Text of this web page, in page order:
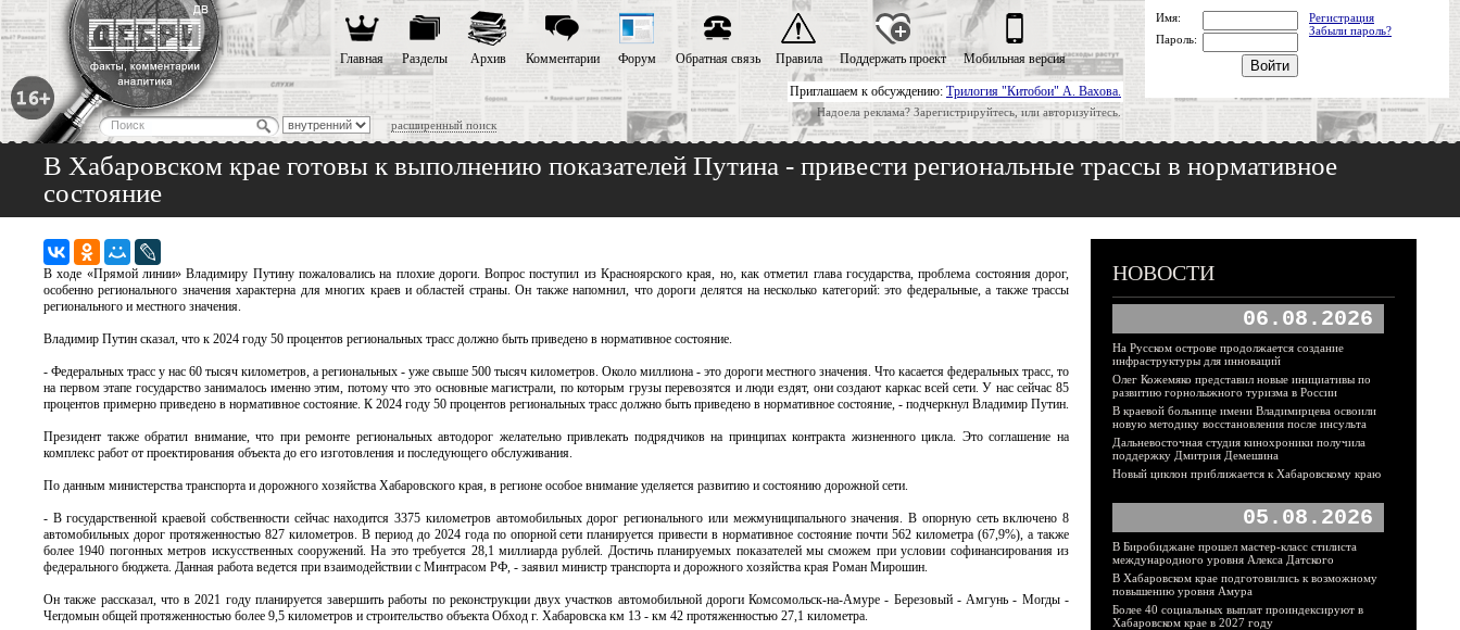
Приглашаем к обсуждению: Трилогия "Китобои" А. Вахова.
Надоела реклама? Зарегистрируйтесь, или авторизуйтесь.
расширенный поиск
Главная Разделы Архив Комментарии Форум Обратная связь Правила Поддержать проект Мобильная версия
Имя:
Регистрация
Забыли пароль?
Пароль:
В Хабаровском крае готовы к выполнению показателей Путина - привести региональные трассы в нормативное
состояние
В ходе «Прямой линии» Владимиру Путину пожаловались на плохие дороги. Вопрос поступил из Красноярского края, но, как отметил глава государства, проблема состояния дорог,
особенно регионального значения характерна для многих краев и областей страны. Он также напомнил, что дороги делятся на несколько категорий: это федеральные, а также трассы
регионального и местного значения.
Владимир Путин сказал, что к 2024 году 50 процентов региональных трасс должно быть приведено в нормативное состояние.
- Федеральных трасс у нас 60 тысяч километров, а региональных - уже свыше 500 тысяч километров. Около миллиона - это дороги местного значения. Что касается федеральных трасс, то
на первом этапе государство занималось именно этим, потому что это основные магистрали, по которым грузы перевозятся и люди ездят, они создают каркас всей сети. У нас сейчас 85
процентов примерно приведено в нормативное состояние. К 2024 году 50 процентов региональных трасс должно быть приведено в нормативное состояние, - подчеркнул Владимир Путин.
Президент также обратил внимание, что при ремонте региональных автодорог желательно привлекать подрядчиков на принципах контракта жизненного цикла. Это соглашение на
комплекс работ от проектирования объекта до его изготовления и последующего обслуживания.
По данным министерства транспорта и дорожного хозяйства Хабаровского края, в регионе особое внимание уделяется развитию и состоянию дорожной сети.
- В государственной краевой собственности сейчас находится 3375 километров автомобильных дорог регионального или межмуниципального значения. В опорную сеть включено 8
автомобильных дорог протяженностью 827 километров. В период до 2024 года по опорной сети планируется привести в нормативное состояние почти 562 километра (67,9%), а также
более 1940 погонных метров искусственных сооружений. На это требуется 28,1 миллиарда рублей. Достичь планируемых показателей мы сможем при условии софинансирования из
федерального бюджета. Данная работа ведется при взаимодействии с Минтрасом РФ, - заявил министр транспорта и дорожного хозяйства края Роман Мирошин.
Он также рассказал, что в 2021 году планируется завершить работы по реконструкции двух участков автомобильной дороги Комсомольск-на-Амуре - Березовый - Амгунь - Могды -
Чегдомын общей протяженностью более 9,5 километров и строительство объекта Обход г. Хабаровска км 13 - км 42 протяженностью 27,1 километра.
НОВОСТИ
06.08.2026
На Русском острове продолжается создание
инфраструктуры для инноваций
Олег Кожемяко представил новые инициативы по
развитию горнолыжного туризма в России
В краевой больнице имени Владимирцева освоили
новую методику восстановления после инсульта
Дальневосточная студия кинохроники получила
поддержку Дмитрия Демешина
Новый циклон приближается к Хабаровскому краю
05.08.2026
В Биробиджане прошел мастер-класс стилиста
международного уровня Алекса Датского
В Хабаровском крае подготовились к возможному
повышению уровня Амура
Более 40 социальных выплат проиндексируют в
Хабаровском крае в 2027 году